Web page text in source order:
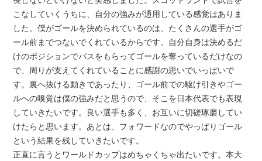
こなしていくうちに、自分の強みが通用している感覚はありま
した。僕がゴールを決められているのは、たくさんの選手がゴ
ール前までつないでくれているからです。自分自身は決めるだ
けのポジションでパスをもらってゴールを奪っているだけなの
で、周りが支えてくれていることに感謝の思いでいっぱいで
す。裏へ抜ける動きであったり、ゴール前での駆け引きやゴー
ルへの嗅覚は僕の強みだと思うので、そこを日本代表でも表現
していきたいです。良い選手も多く、お互いに切磋琢磨してい
けたらと思います。あとは、フォワードなのでやっぱりゴール
という結果を残していきたいです。
正直に言うとワールドカップはめちゃくちゃ出たいです。本大